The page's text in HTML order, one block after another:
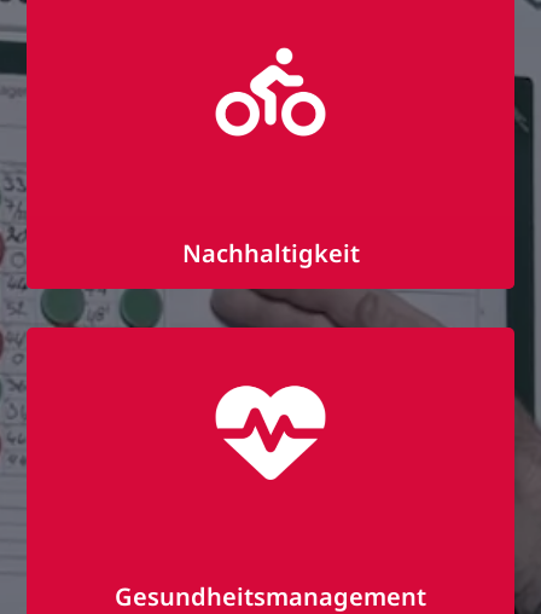
Nachhaltigkeit
ÖPNV-Zuschuss
Fahrradleasing mit (oder über)
Gesundheitsmanagement